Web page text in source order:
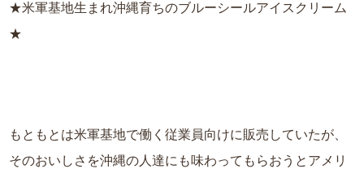
★米軍基地生まれ沖縄育ちのブルーシールアイスクリーム
★
もともとは米軍基地で働く従業員向けに販売していたが、
そのおいしさを沖縄の人達にも味わってもらおうとアメリ